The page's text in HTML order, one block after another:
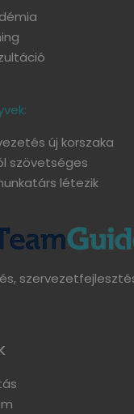
új korszaka
szövetséges
létezik